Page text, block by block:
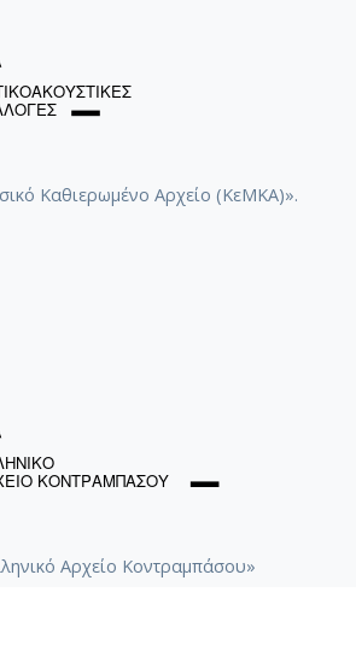
Καθιερωμένο Αρχείο (ΚεΜΚΑ)».
Αρχείο Κοντραμπάσου»